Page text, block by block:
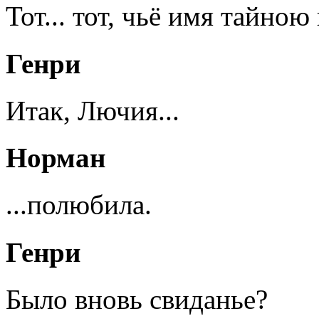
Тот... тот, чьё имя
Генри
Итак, Лючия...
Норман
...полюбила.
Генри
Было вновь свиданье?